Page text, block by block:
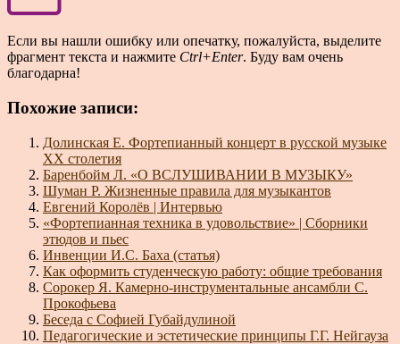
Если вы нашли ошибку или опечатку, пожалуйста, выделите
фрагмент текста и нажмите Ctrl+Enter. Буду вам очень
благодарна!
Похожие записи:
Долинская Е. Фортепианный концерт в русской музыке
XX столетия
Баренбойм Л. «О ВСЛУШИВАНИИ В МУЗЫКУ»
Шуман Р. Жизненные правила для музыкантов
Евгений Королёв | Интервью
«Фортепианная техника в удовольствие» | Сборники
этюдов и пьес
Инвенции И.С. Баха (статья)
Как оформить студенческую работу: общие требования
Сорокер Я. Камерно-инструментальные ансамбли С.
Прокофьева
Беседа с Софией Губайдулиной
Педагогические и эстетические принципы Г.Г. Нейгауза